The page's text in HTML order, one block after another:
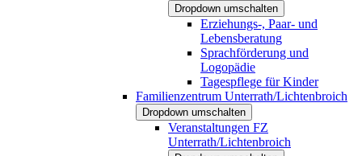
Dropdown umschalten
Erziehungs-, Paar- und
Lebensberatung
Sprachförderung und
Logopädie
Tagespflege für Kinder
Familienzentrum Unterrath/Lichtenbroich
Dropdown umschalten
Veranstaltungen FZ
Unterrath/Lichtenbroich